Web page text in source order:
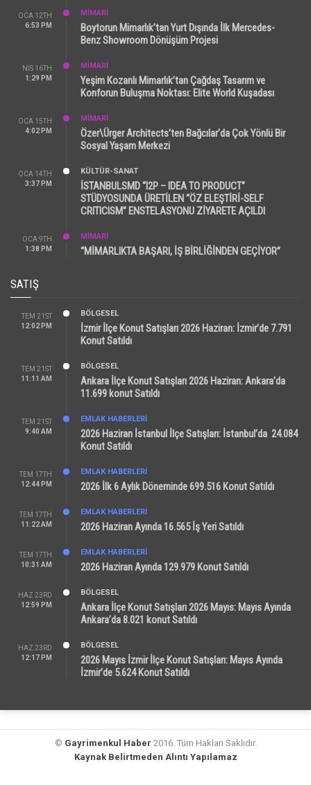
OCA 12TH
6:53 PM
MİMARİ
Boytorun Mimarlık’tan Yurt Dışında İlk Mercedes-
Benz Showroom Dönüşüm Projesi
NIS 16TH
1:29 PM
MİMARİ
Yeşim Kozanlı Mimarlık’tan Çağdaş Tasarım ve
Konforun Buluşma Noktası: Elite World Kuşadası
OCA 15TH
4:02 PM
MİMARİ
Özer\Ürger Architects’ten Bağcılar’da Çok Yönlü Bir
Sosyal Yaşam Merkezi
OCA 14TH
3:37 PM
KÜLTÜR-SANAT
İSTANBULSMD “I2P – IDEA TO PRODUCT”
STÜDYOSUNDA ÜRETİLEN “ÖZ ELEŞTİRİ-SELF
CRITICISM” ENSTELASYONU ZİYARETE AÇILDI
OCA 9TH
1:38 PM
MİMARİ
“MİMARLIKTA BAŞARI, İŞ BİRLİĞİNDEN GEÇİYOR”
SATIŞ
TEM 21ST
12:02 PM
BÖLGESEL
İzmir İlçe Konut Satışları 2026 Haziran: İzmir’de 7.791
Konut Satıldı
TEM 21ST
11:11 AM
BÖLGESEL
Ankara İlçe Konut Satışları 2026 Haziran: Ankara’da
11.699 konut Satıldı
TEM 21ST
9:40 AM
EMLAK HABERLERI
2026 Haziran İstanbul İlçe Satışları: İstanbul’da 24.084
Konut Satıldı
TEM 17TH
12:44 PM
EMLAK HABERLERI
2026 İlk 6 Aylık Döneminde 699.516 Konut Satıldı
TEM 17TH
11:22 AM
EMLAK HABERLERI
2026 Haziran Ayında 16.565 İş Yeri Satıldı
TEM 17TH
10:31 AM
EMLAK HABERLERI
2026 Haziran Ayında 129.979 Konut Satıldı
HAZ 23RD
12:59 PM
BÖLGESEL
Ankara İlçe Konut Satışları 2026 Mayıs: Mayıs Ayında
Ankara’da 8.021 konut Satıldı
HAZ 23RD
12:17 PM
BÖLGESEL
2026 Mayıs İzmir İlçe Konut Satışları: Mayıs Ayında
İzmir’de 5.624 Konut Satıldı
© Gayrimenkul Haber 2016. Tüm Hakları Saklıdır.
Kaynak Belirtmeden Alıntı Yapılamaz